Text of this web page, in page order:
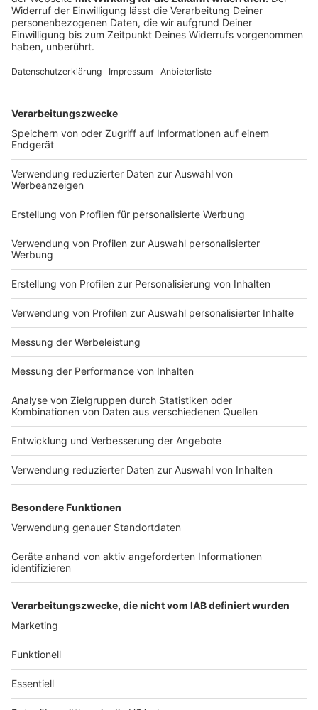
lang, draußen sogar 710 m – ideal, um unter
Freunden oder Familie ein echtes Speed-Duell zu
starten.
Flieger: Beim Bodyflying in Bottrop erleben
Gefühl im Windtunnel. Ob Einsteiger oder
erfahrene „Flieger“ – hier lässt sich das
Schwerelosigkeitsgefühl sicher und realitätsnah
©galitskaya - AdobeStock_357750468
Anzeige
Fazit:
Anzeige
NRW ist überraschend vielseitig –perfekt für kleine
ob ihr mit der Familie loszieht, euch richtig auspowern
wollt oder einfach mal durchatmen möchtet:Eure
Regionbietet unzählige Möglichkeiten für
unvergessliche Erlebnisse. Probiert etwas Neues aus
und entdeckt eure Umgebung mit frischem Blick – der
Sommer wartet auf euch!
Habt ihr noch weitereGeheimtipps oder
Lieblingsorte
Anzeige